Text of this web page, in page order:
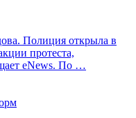
Полиция открыла в
протеста,
eNews. По …